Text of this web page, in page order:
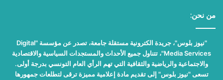
من نحن:
"نيوز بلوس"، جريدة الكترونية مستقلة جامعة، تصدر عن مؤسسة "Digital
Media Services"، تتناول جميع الأحداث والمستجدات السياسية والاقتصادية
والاجتماعية والرياضية والثقافية التي تهم الرأي العام التونسي بدرجة أولى.
تسعى "نيوز بلوس" إلى تقديم مادة إعلامية مميزة ترقى لتطلعات جمهورها